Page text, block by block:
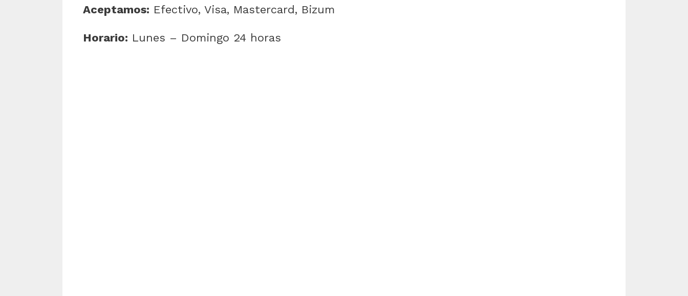
Aceptamos: Efectivo, Visa, Mastercard, Bizum
Horario: Lunes – Domingo 24 horas